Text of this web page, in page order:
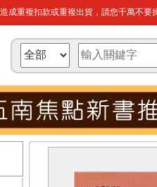
成重複扣款或重複出貨，請您千萬不要